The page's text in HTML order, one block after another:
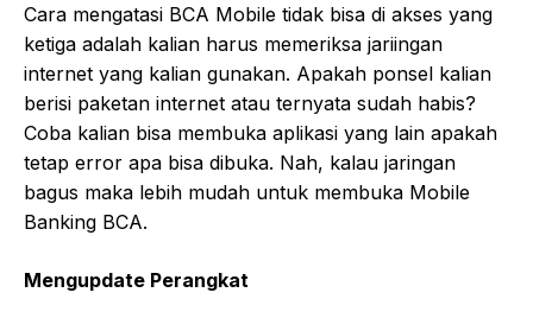
Cara mengatasi BCA Mobile tidak bisa di akses yang
ketiga adalah kalian harus memeriksa jariingan
internet yang kalian gunakan. Apakah ponsel kalian
berisi paketan internet atau ternyata sudah habis?
Coba kalian bisa membuka aplikasi yang lain apakah
tetap error apa bisa dibuka. Nah, kalau jaringan
bagus maka lebih mudah untuk membuka Mobile
Banking BCA.
Mengupdate Perangkat